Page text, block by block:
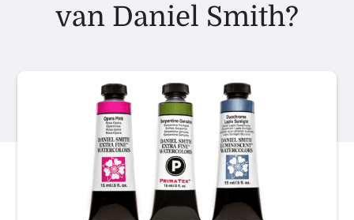
Gemeenschap
van Daniel Smith?